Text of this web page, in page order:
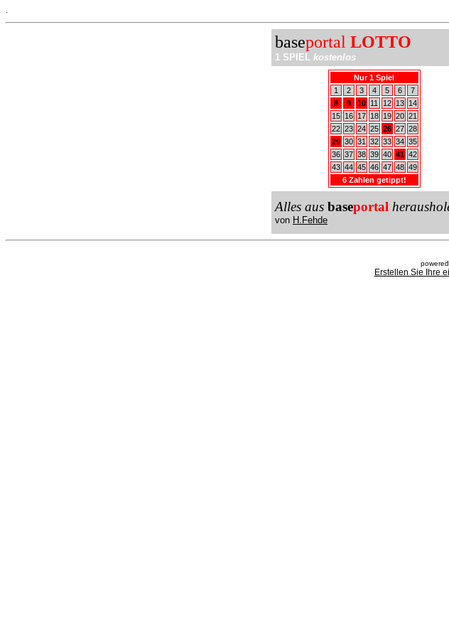
baseportal LOTTO
1 SPIEL kostenlos
Nur 1 Spiel
1
2 3 4 5 6
7
8
9 10 11 12 13
14
15
16 17 18 19 20 21
22 23 24 25 26 27 28
29 30 31 32 33 34 35
36 37 38 39 40 41 42
43 44 45 46 47 48 49
6 Zahlen getippt!
Alles aus baseportal
von H.Fehde
Erstellen Sie Ihre